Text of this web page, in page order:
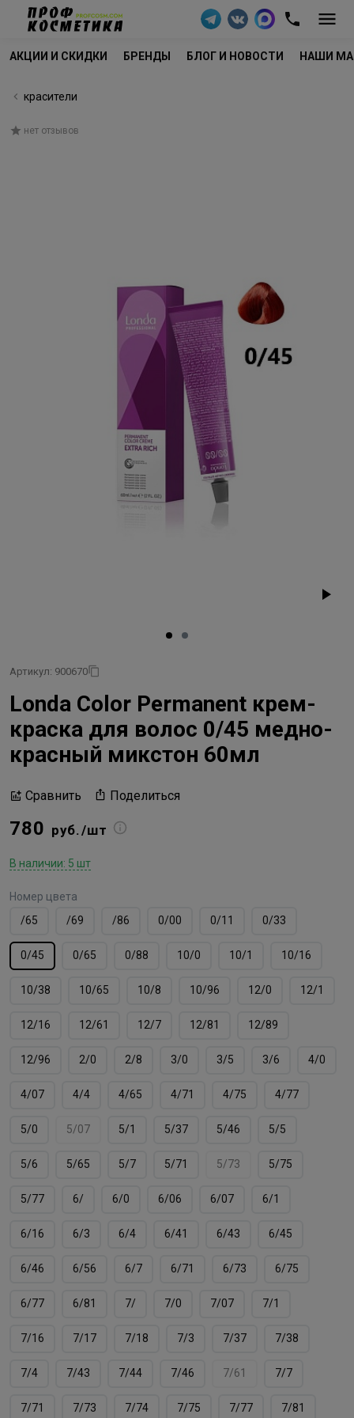
АКЦИИ И СКИДКИ БРЕНДЫ БЛОГ И НОВОСТИ НАШИ
красители
нет отзывов
Артикул: 900670
Londa Color Permanent крем-
краска для волос 0/45 медно-
красный микстон 60мл
Сравнить Поделиться
780 руб./шт
В наличии: 5 шт
Номер цвета
/65
/69 /86 0/00 0/11 0/33
0/45 0/65 0/88 10/0 10/1 10/16
10/38 10/65 10/8 10/96 12/0 12/1
12/16 12/61 12/7 12/81 12/89
12/96 2/0 2/8 3/0 3/5 3/6 4/0
4/07 4/4 4/65 4/71 4/75 4/77
5/0 5/07 5/1 5/37 5/46 5/5
5/6 5/65 5/7 5/71 5/73 5/75
5/77 6/ 6/0 6/06 6/07 6/1
6/16 6/3 6/4 6/41 6/43 6/45
6/46 6/56 6/7 6/71 6/73 6/75
6/77 6/81 7/ 7/0 7/07 7/1
7/16 7/17 7/18 7/3 7/37 7/38
7/4 7/43 7/44 7/46 7/61 7/7
7/71 7/73 7/74 7/75 7/77 7/81